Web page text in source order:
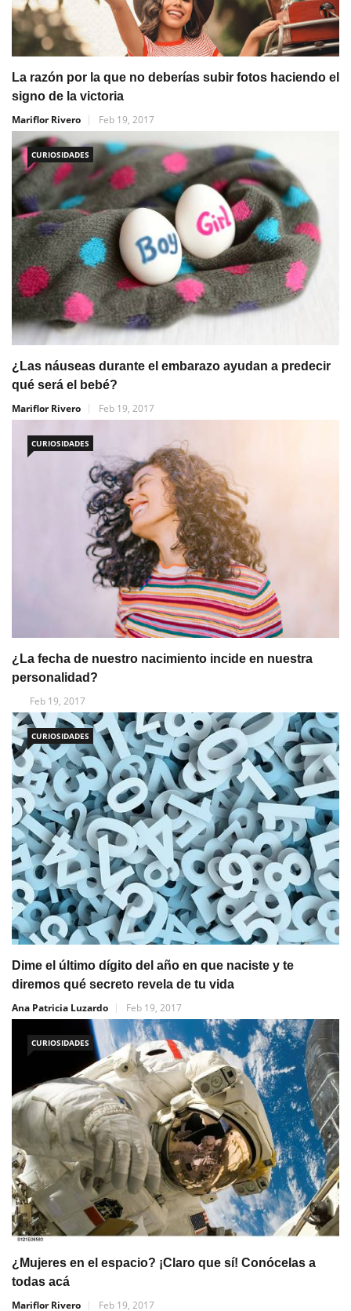
La razón por la que no deberías subir fotos haciendo el
signo de la victoria
Mariflor Rivero
Feb 19, 2017
CURIOSIDADES
¿Las náuseas durante el embarazo ayudan a predecir
qué será el bebé?
Mariflor Rivero
Feb 19, 2017
CURIOSIDADES
¿La fecha de nuestro nacimiento incide en nuestra
personalidad?
Feb 19, 2017
CURIOSIDADES
Dime el último dígito del año en que naciste y te
diremos qué secreto revela de tu vida
Ana Patricia Luzardo
Feb 19, 2017
CURIOSIDADES
¿Mujeres en el espacio? ¡Claro que sí! Conócelas a
todas acá
Mariflor Rivero
Feb 19, 2017